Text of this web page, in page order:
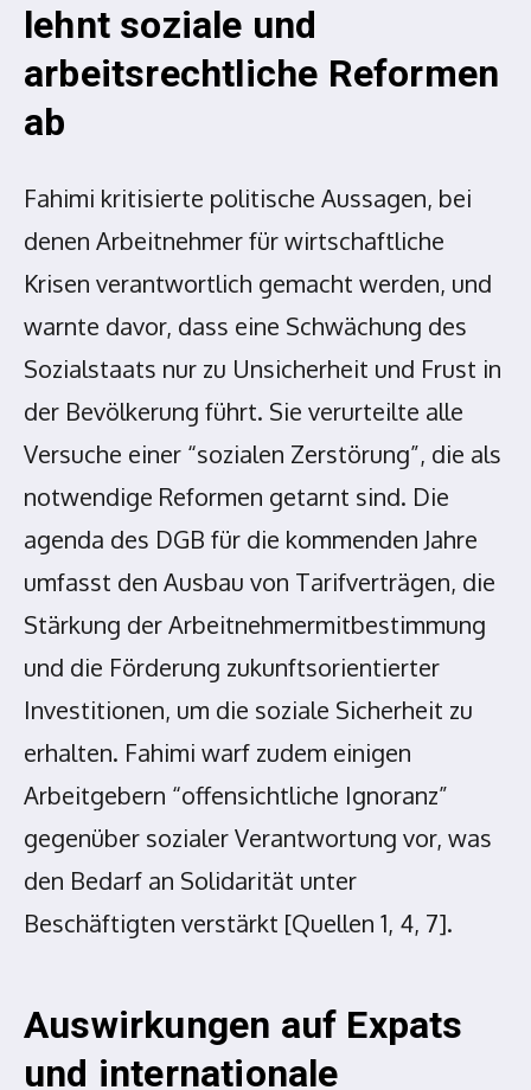
lehnt soziale und
arbeitsrechtliche Reformen
ab
Fahimi kritisierte politische Aussagen, bei
denen Arbeitnehmer für wirtschaftliche
Krisen verantwortlich gemacht werden, und
warnte davor, dass eine Schwächung des
Sozialstaats nur zu Unsicherheit und Frust in
der Bevölkerung führt. Sie verurteilte alle
Versuche einer “sozialen Zerstörung”, die als
notwendige Reformen getarnt sind. Die
agenda des DGB für die kommenden Jahre
umfasst den Ausbau von Tarifverträgen, die
Stärkung der Arbeitnehmermitbestimmung
und die Förderung zukunftsorientierter
Investitionen, um die soziale Sicherheit zu
erhalten. Fahimi warf zudem einigen
Arbeitgebern “offensichtliche Ignoranz”
gegenüber sozialer Verantwortung vor, was
den Bedarf an Solidarität unter
Beschäftigten verstärkt [Quellen 1, 4, 7].
Auswirkungen auf Expats
und internationale